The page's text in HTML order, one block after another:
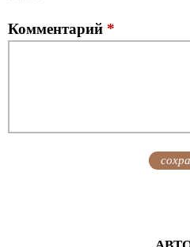
Комментарий *